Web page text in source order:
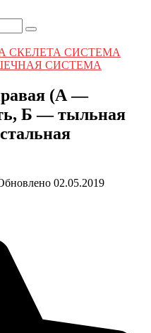
СКЕЛЕТА СИСТЕМА
СИСТЕМА
(А —
Б — тыльная
02.05.2019